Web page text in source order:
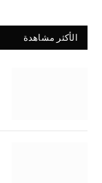
الأكثر مشاهدة